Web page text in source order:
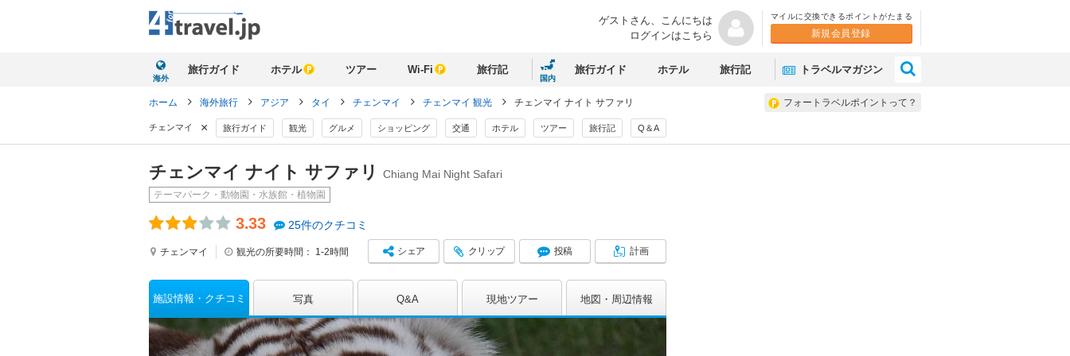
ゲストさん、 こんにちは
ログインはこちら
マイルに交換できるポイントがたまる
新規会員登録
海外
旅行ガイド ホテル ツアー Wi-Fi 旅行記
国内
旅行ガイド ホテル 旅行記 トラベルマガジン
フォートラベルポイントって？
ホーム 海外旅行 アジア タイ チェンマイ チェンマイ 観光 チェンマイ ナイト サファリ
チェンマイ × 旅行ガイド 観光 グルメ ショッピング 交通 ホテル ツアー 旅行記 Q＆A
チェンマイ ナイト サファリ Chiang Mai Night Safari
テーマパーク・動物園・水族館・植物園
3.33 25件のクチコミ
チェンマイ 観光の所要時間： 1-2時間 シェア クリップ 投稿 計画
施設情報 クチコミ 写真 Q&A 現地ツアー 地図 周辺情報